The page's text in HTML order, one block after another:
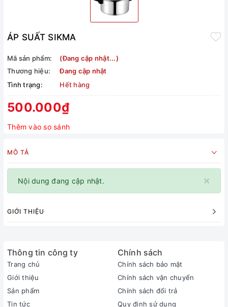
ÁP SUẤT SIKMA
Mã sản phẩm:
(Đang cập nhật...)
Thương hiệu:
Đang cập nhật
Tình trạng:
Hết hàng
500.000₫
Thêm vào so sánh
MÔ TẢ
×
Nội dung đang cập nhật.
GIỚI THIỆU
Thông tin công ty
Trang chủ
Giới thiệu
Sản phẩm
Tin tức
Chính sách
Chính sách bảo mật
Chính sách vận chuyển
Chính sách đổi trả
Quy định sử dụng